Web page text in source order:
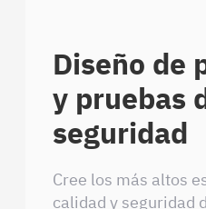
Diseño de
y pruebas
seguridad
Cree los más altos
calidad y seguridad